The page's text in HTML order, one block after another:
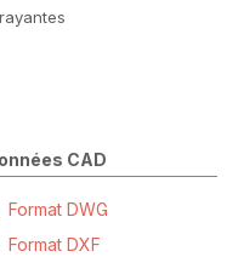
CAD
Format DWG
Format DXF